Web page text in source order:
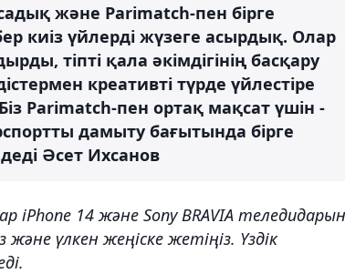
және Parimatch-пен бірге
киіз үйлерді жүзеге асырдық. Олар
тіпті қала әкімдігінің басқару
креативті түрде үйлестіре
Parimatch-пен ортақ мақсат үшін -
дамыту бағытында бірге
Әсет Ихсанов
iPhone 14 және Sony BRAVIA теледидарын
үлкен жеңіске жетіңіз. Үздік